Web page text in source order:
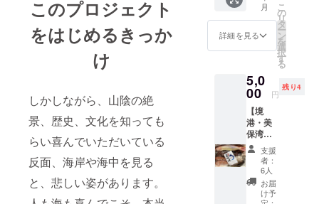
このプロジェクト
をはじめるきっか
け
しかしながら、山陰の絶
景、歴史、文化を知っても
らい喜んでいただいている
反面、海岸や海中を見る
と、悲しい姿があります。
（縦13
㎝×横11
㎝） ・
メー
ジ） ・
生産
国：日
本 ※マ
スクの
柄は画
像とは
異なる
場合が
ありま
耳750g
完全無
農薬！
大山の
伏流水
た新鮮
なきの
こで
す。ミ
ネラル
豊富な
天然水
をたっ
ぷり吸
い上
げ、こ
月
詳細を見る
こ
の
リ
タ
ー
ン
を
選
択
す
る
5,0
00 円
残り4
【境
港・美
保湾鮮
魚アラ
カルト
3kg以
上】境
港・美
支援
者：
6人
お届
け予